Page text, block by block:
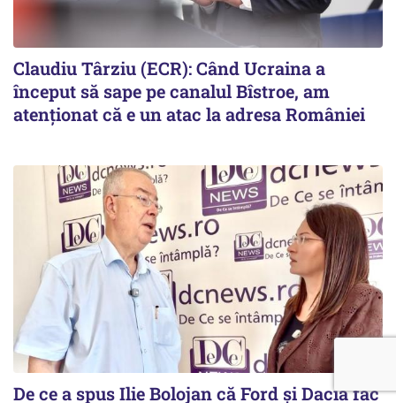
Claudiu Târziu (ECR): Când Ucraina a
început să sape pe canalul Bîstroe, am
atenționat că e un atac la adresa României
De ce a spus Ilie Bolojan că Ford și Dacia fac